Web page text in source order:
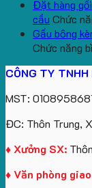
Đặt hàng
cầu Chức
Gấu bông
Chức năng
CÔNG TY
MST:
ĐC: Thôn Trung,
♦ Xưởng SX:
♦ Văn phòng